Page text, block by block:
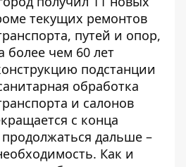
текущих ремонтов
путей и опор,
более чем 60 лет
подстанции
обработка
и салонов
с конца
дальше –
Как и